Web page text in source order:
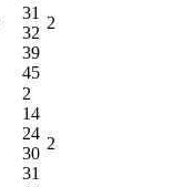
31
32
39
45
2
2
14
24
30
31
2